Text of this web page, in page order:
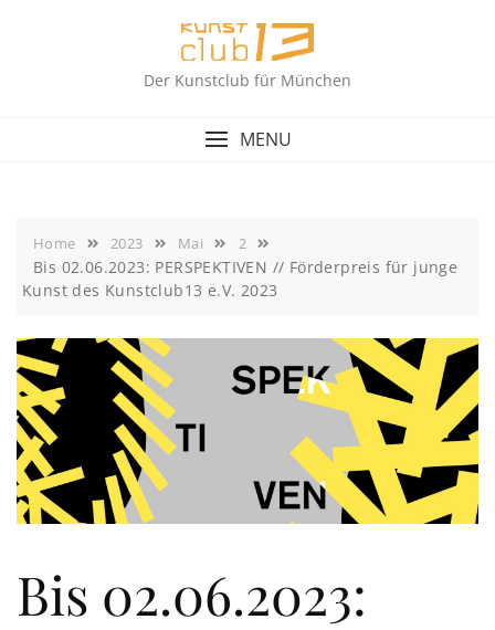
Der Kunstclub für München
MENU
Home 2023 Mai 2
Bis 02.06.2023: PERSPEKTIVEN // Förderpreis für junge
Kunst des Kunstclub13 e.V. 2023
Bis 02.06.2023: